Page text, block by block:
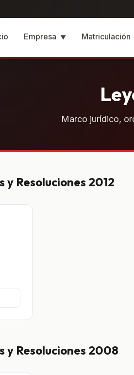
Empresa ▼ Matriculación
Marco jurídico,
y Resoluciones 2012
y Resoluciones 2008